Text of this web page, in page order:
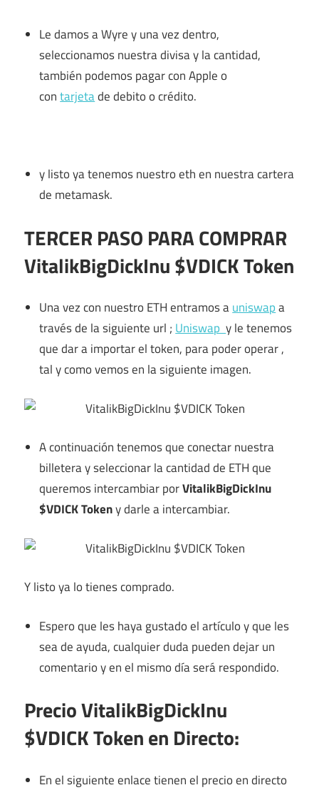
Le damos a Wyre y una vez dentro,
seleccionamos nuestra divisa y la cantidad,
también podemos pagar con Apple o
contarjetade debito o crédito.
y listo ya tenemos nuestro eth en nuestra cartera
de metamask.
TERCER PASO PARA COMPRAR
VitalikBigDickInu $VDICK Token
Una vez con nuestro ETH entramos auniswapa
través de la siguiente url ; Uniswapy le tenemos
que dar a importar el token, para poder operar ,
tal y como vemos en la siguiente imagen.
A continuación tenemos que conectar nuestra
billetera y seleccionar la cantidad de ETH que
queremos intercambiar porVitalikBigDickInu
$VDICK Tokeny darle a intercambiar.
Y listo ya lo tienes comprado.
Espero que les haya gustado el artículo y que les
sea de ayuda, cualquier duda pueden dejar un
comentario y en el mismo día será respondido.
Precio VitalikBigDickInu
$VDICK Token en Directo:
En el siguiente enlace tienen el precio en directo